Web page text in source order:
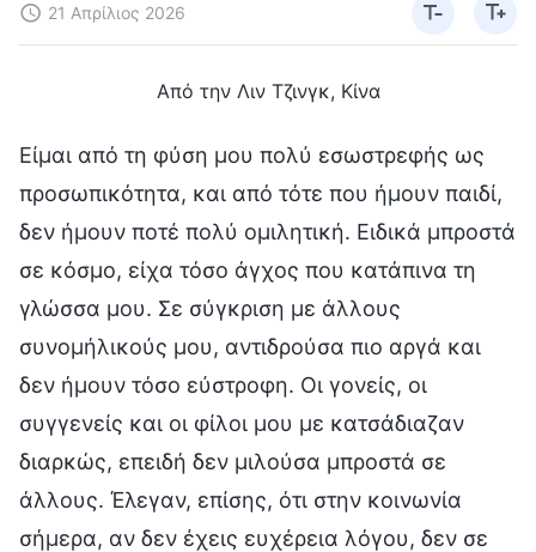
21 Απρίλιος 2026
Από την Λιν Τζινγκ, Κίνα
Είμαι από τη φύση μου πολύ εσωστρεφής ως
προσωπικότητα, και από τότε που ήμουν παιδί,
δεν ήμουν ποτέ πολύ ομιλητική. Ειδικά μπροστά
σε κόσμο, είχα τόσο άγχος που κατάπινα τη
γλώσσα μου. Σε σύγκριση με άλλους
συνομήλικούς μου, αντιδρούσα πιο αργά και
δεν ήμουν τόσο εύστροφη. Οι γονείς, οι
συγγενείς και οι φίλοι μου με κατσάδιαζαν
διαρκώς, επειδή δεν μιλούσα μπροστά σε
άλλους. Έλεγαν, επίσης, ότι στην κοινωνία
σήμερα, αν δεν έχεις ευχέρεια λόγου, δεν σε